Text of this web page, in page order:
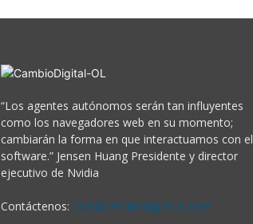
“Los agentes autónomos serán tan influyentes
como los navegadores web en su momento;
cambiarán la forma en que interactuamos con el
software.” Jensen Huang Presidente y director
ejecutivo de Nvidia
Contáctenos: cdol@cambiodigital-ol.com